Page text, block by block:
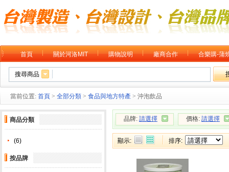
首頁 關於河洛MIT 購物說明 廠商合作 合樂購-蒲
搜尋商品
當前位置: 首頁 > 全部分類 > 食品與地方特產 > 沖泡飲品
商品分類
(6)
按品牌
品牌: 請選擇 價格: 請選擇
顯示: 排序: